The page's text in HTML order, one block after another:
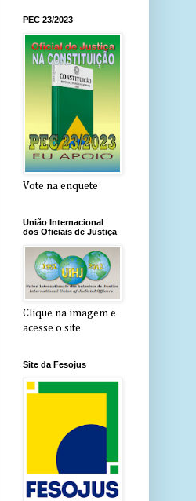
PEC 23/2023
Vote na enquete
União Internacional
dos Oficiais de Justiça
Clique na imagem e
acesse o site
Site da Fesojus